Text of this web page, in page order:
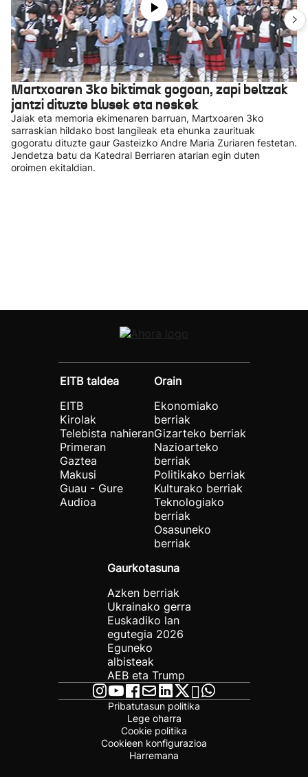
Martxoaren 3ko biktimak gogoan, zapi beltzak
jantzi dituzte blusek eta neskek
Jaiak eta memoria ekimenaren barruan, Martxoaren 3ko
sarraskian hildako bost langileak eta ehunka zaurituak
gogoratu dituzte gaur Gasteizko Andre Maria Zuriaren festetan.
Jendetza batu da Katedral Berriaren atarian egin duten
oroimen ekitaldian.
EITB taldea
EITB
Kirolak
Telebista nahieran
Primeran
Gaztea
Makusi
Guau - Gure
Audioa
Orain
Ekonomiako
berriak
Gizarteko berriak
Nazioarteko
berriak
Politikako berriak
Kulturako berriak
Teknologiako
berriak
Osasuneko
berriak
Gaurkotasuna
Azken berriak
Ukrainako gerra
Euskadiko lan
egutegia 2026
Eguneko
albisteak
AEB eta Trump
Pribatutasun politika
Lege oharra
Cookie politika
Cookieen konfigurazioa
Harremana